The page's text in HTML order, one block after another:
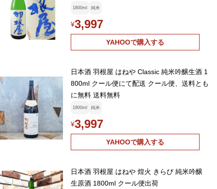
1800ml 純米
¥3,997
YAHOOで購入する
日本酒 羽根屋 はねや Classic 純米吟醸生酒 1
800ml クール便にて配送 クール便、送料とも
に無料 送料無料
1800ml 純米
¥3,997
YAHOOで購入する
日本酒 羽根屋 はねや 煌火 きらび 純米吟醸
生原酒 1800ml クール便出荷